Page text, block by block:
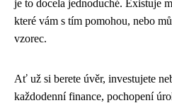
je to docela jednoduché. Existuje
které vám s tím pomohou, nebo
vzorec.
Ať už si berete úvěr, investujete
každodenní finance, pochopení